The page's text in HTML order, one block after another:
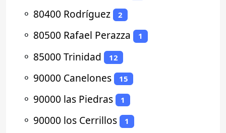
⚬ 80400 Rodríguez 2
⚬ 80500 Rafael Perazza 1
⚬ 85000 Trinidad 12
⚬ 90000 Canelones 15
⚬ 90000 las Piedras 1
⚬ 90000 los Cerrillos 1